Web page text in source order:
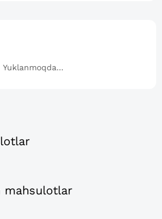
Yuklanmoqda...
mahsulotlar